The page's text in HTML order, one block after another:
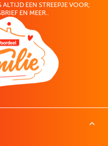
EEN STREEPJE VOOR;
EN MEER..